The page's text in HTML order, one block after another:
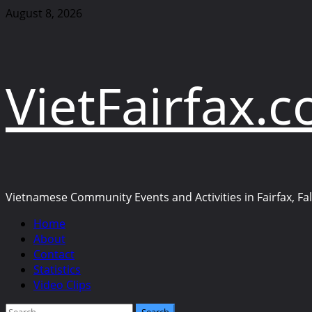
Skip
August 8, 2026
Vietnamese Community Events and Activities in Fairfax,
Primary
Menu
Home
About
Contact
Statistics
Video Clips